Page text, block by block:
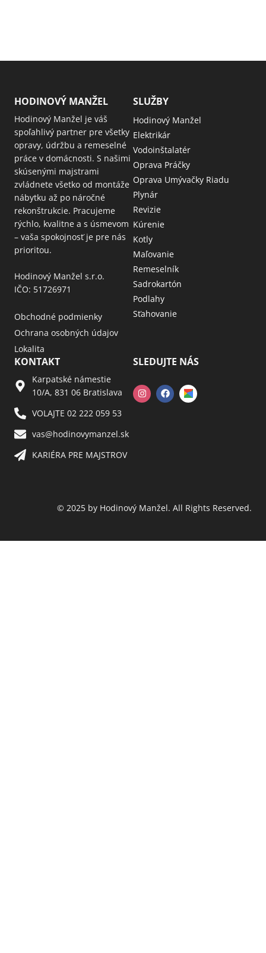
HODINOVÝ MANŽEL
Hodinový Manžel je váš
spoľahlivý partner pre všetky
opravy, údržbu a remeselné
práce v domácnosti. S našimi
skúsenými majstrami
zvládnete všetko od montáže
nábytku až po náročné
rekonštrukcie. Pracujeme
rýchlo, kvalitne a s úsmevom
– vaša spokojnosť je pre nás
prioritou.
Hodinový Manžel s.r.o.
IČO: 51726971
Obchodné podmienky
Ochrana osobných údajov
Lokalita
SLUŽBY
Hodinový Manžel
Elektrikár
Vodoinštalatér
Oprava Práčky
Oprava Umývačky Riadu
Plynár
Revizie
Kúrenie
Kotly
Maľovanie
Remeselník
Sadrokartón
Podlahy
Sťahovanie
KONTAKT
Karpatské námestie
10/A, 831 06 Bratislava
VOLAJTE 02 222 059 53​
vas@hodinovymanzel.sk​
KARIÉRA PRE MAJSTROV​
SLEDUJTE NÁS
© 2025 by Hodinový Manžel. All Rights Reserved.